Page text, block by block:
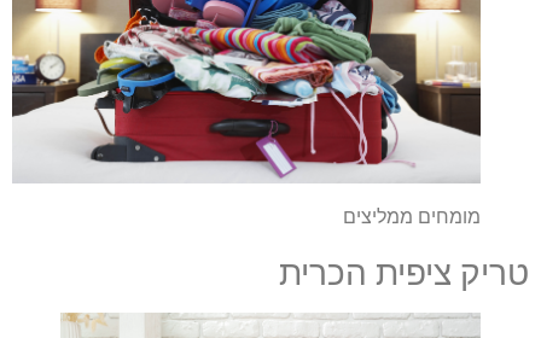
מומחים ממליצים
טריק ציפית הכרית